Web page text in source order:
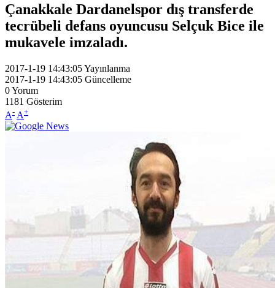
Çanakkale Dardanelspor dış transferde
tecrübeli defans oyuncusu Selçuk Bice ile
mukavele imzaladı.
2017-1-19 14:43:05Yayınlanma
2017-1-19 14:43:05 Güncelleme
0Yorum
1181 Gösterim
A- A+